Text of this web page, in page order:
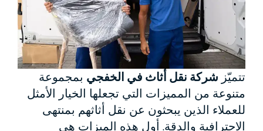
تتميّز شركة نقل أثاث في الخفجي بمجموعة
متنوعة من المميزات التي تجعلها الخيار الأمثل
للعملاء الذين يبحثون عن نقل أثاثهم بمنتهى
الاحترافية والدقة. أول هذه الميزات هي